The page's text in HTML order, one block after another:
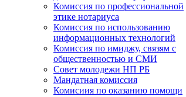
Комиссия по профессиональной
этике нотариуса
Комиссия по использованию
информационных технологий
Комиссия по имиджу, связям с
общественностью и СМИ
Совет молодежи НП РБ
Мандатная комиссия
Комисиия по оказанию помощи